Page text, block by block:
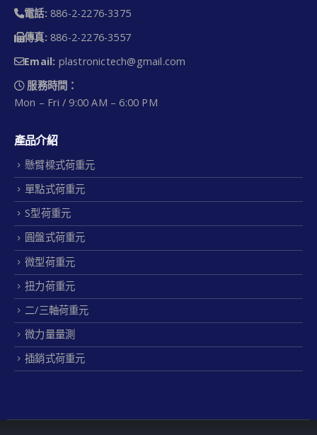
電話: 886-2-2276-3375
傳真: 886-2-2276-3557
Email: plastronictech@gmail.com
服務時間：
Mon – Fri / 9:00 AM – 6:00 PM
產品介紹
懸臂樑式荷重元
單點式荷重元
S型荷重元
圓盤式荷重元
微型荷重元
扭力荷重元
二/三軸荷重元
微力量量測
插銷式荷重元